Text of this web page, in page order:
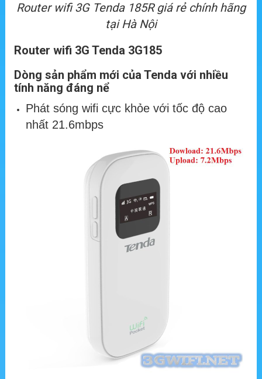
Router wifi 3G Tenda 185R giá rẻ chính hãng
tại Hà Nội
Router wifi 3G Tenda 3G185
Dòng sản phẩm mới của Tenda với nhiều
tính năng đáng nể
Phát sóng wifi cực khỏe với tốc độ cao
nhất 21.6mbps